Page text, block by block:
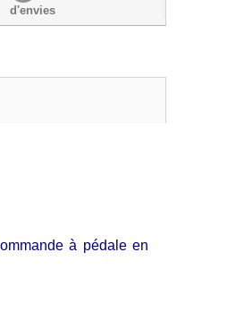
d'envies
à pédale en